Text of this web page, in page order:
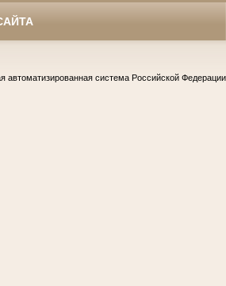
автоматизированная система Российской